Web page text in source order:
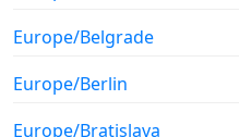
Europe/Belgrade
Europe/Berlin
Europe/Bratislava